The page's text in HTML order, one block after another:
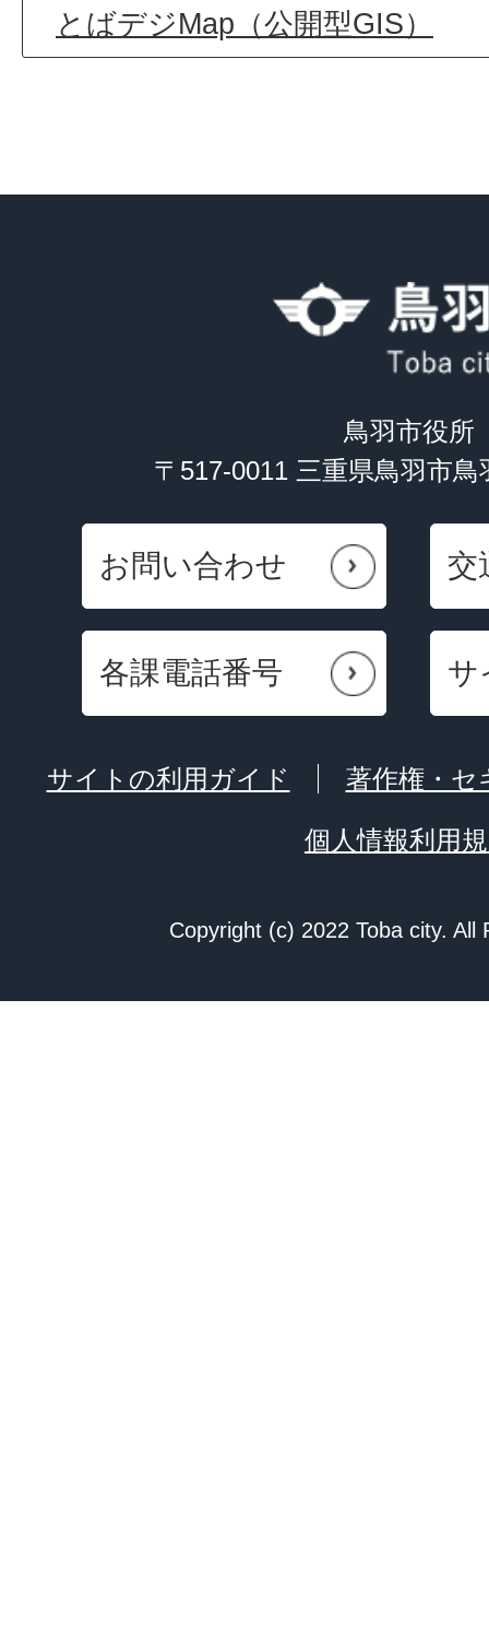
とばデジMap（公開型GIS）
鳥羽市役所
〒517-0011 三重県鳥羽市
お問い合わせ 交
各課電話番号 サ
サイトの利用ガイド 著作権・セ
個人情報利用
Copyright (c) 2022 Toba city. All